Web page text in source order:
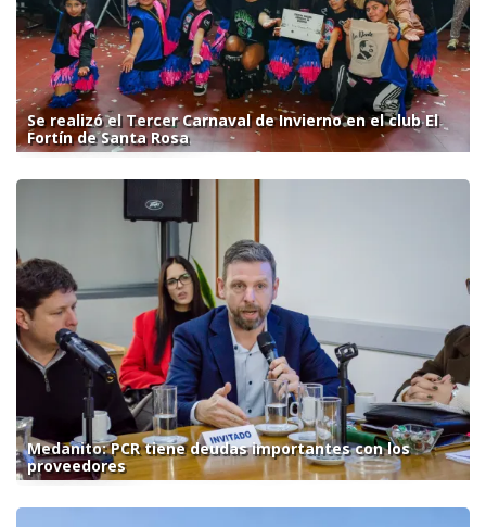
Se realizó el Tercer Carnaval de Invierno en el club El
Fortín de Santa Rosa
Medanito: PCR tiene deudas importantes con los
proveedores